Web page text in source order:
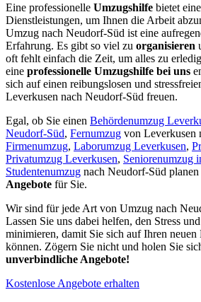
Eine professionelle Umzugshilfe bietet
Dienstleistungen, um Ihnen die Arbeit
Umzug nach Neudorf-Süd ist eine
Erfahrung. Es gibt so viel zu organisieren
oft fehlt einfach die Zeit, um alles zu
eine professionelle Umzugshilfe bei uns
sich auf einen reibungslosen und
Leverkusen nach Neudorf-Süd freuen.
Egal, ob Sie einen Behördenumzug
Neudorf-Süd, Fernumzug von Leverkusen
Firmenumzug, Laborumzug Leverkusen,
Privatumzug Leverkusen, Seniorenumzug
Studentenumzug nach Neudorf-Süd planen
Angebote für Sie.
Wir sind für jede Art von Umzug nach
Lassen Sie uns dabei helfen, den Stress
minimieren, damit Sie sich auf Ihren neuen
können. Zögern Sie nicht und holen Sie
unverbindliche Angebote!
Kostenlose Angebote erhalten